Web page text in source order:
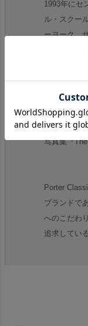
1993年にセ
ル・スクー
ーヨーク、
2003年に
テュート大
2017年に
2006年にエ
2009年に映
写真集『
Porter
ブランドで
へのこだわ
追求してい